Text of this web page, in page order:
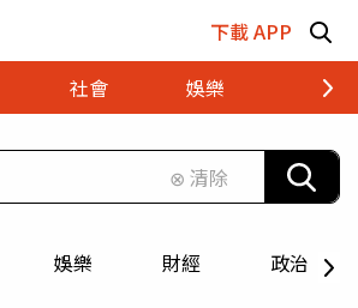
下載 APP
社會 娛樂 財經
⊗ 清除
娛樂 財經 政治